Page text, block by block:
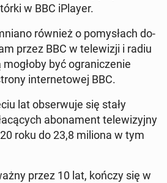
w BBC iPlayer.
również o po­my­słach do­
przez BBC w te­le­wi­zji i radiu
być ogra­ni­cze­nie
in­ter­ne­to­wej BBC.
lat ob­ser­wu­je się stały
abo­na­ment te­le­wi­zyj­ny
roku do 23,8 miliona w tym
przez 10 lat, kończy się w